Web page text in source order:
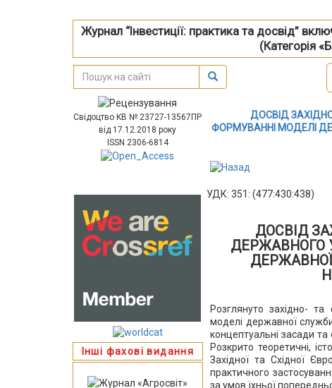
Журнал “Інвестиції: практика та досвід”
(Категорія
Свідоцтво КВ № 23727-13567ПР
від 17.12.2018 року
ISSN 2306-6814
Інші фахові видання
ДОСВІД
ФОРМУВАННІ МОДЕЛІ
УДК: 351: (477:430:438)
ДОСВІД
ДЕРЖАВНОГО
Розглянуто західно- та
моделі державної
концептуальні засади та
Розкрито теоретичні,
Західної та Східної
практичного
за умов їхньої